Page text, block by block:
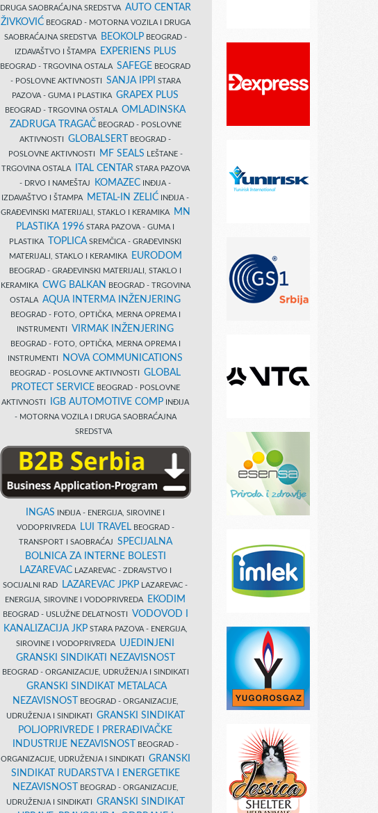
DRUGA SAOBRAĆAJNA SREDSTVA AUTO CENTAR
ŽIVKOVIĆBEOGRAD - MOTORNA VOZILA I DRUGA
SAOBRAĆAJNA SREDSTVA
BEOKOLPBEOGRAD -
IZDAVAŠTVO I ŠTAMPA
EXPERIENS PLUS
BEOGRAD - TRGOVINA OSTALA SAFEGE BEOGRAD
- POSLOVNE AKTIVNOSTI SANJA IPPI
STARA
PAZOVA - GUMA I PLASTIKA GRAPEX PLUS
BEOGRAD - TRGOVINA OSTALA OMLADINSKA
ZADRUGA TRAGAČBEOGRAD - POSLOVNE
AKTIVNOSTI GLOBALSERT
BEOGRAD -
POSLOVNE AKTIVNOSTI
MF SEALS LEŠTANE -
TRGOVINA OSTALA
ITAL CENTAR STARA PAZOVA
- DRVO I NAMEŠTAJ
KOMAZEC INĐIJA -
IZDAVAŠTVO I ŠTAMPA
METAL-IN ZELIĆ INĐIJA -
GRAĐEVINSKI MATERIJALI, STAKLO I KERAMIKA
MN
PLASTIKA 1996 STARA PAZOVA - GUMA I
PLASTIKA
TOPLICA SREMČICA - GRAĐEVINSKI
MATERIJALI, STAKLO I KERAMIKA
EURODOM
BEOGRAD - GRAĐEVINSKI MATERIJALI, STAKLO I
KERAMIKA CWG BALKAN
BEOGRAD - TRGOVINA
OSTALA AQUA INTERMA INŽENJERING
BEOGRAD - FOTO, OPTIČKA, MERNA OPREMA I
INSTRUMENTI VIRMAK INŽENJERING
BEOGRAD - FOTO, OPTIČKA, MERNA OPREMA I
INSTRUMENTI
NOVA COMMUNICATIONS
BEOGRAD - POSLOVNE AKTIVNOSTI GLOBAL
PROTECT SERVICE BEOGRAD - POSLOVNE
AKTIVNOSTI
IGB AUTOMOTIVE COMP INĐIJA
- MOTORNA VOZILA I DRUGA SAOBRAĆAJNA
SREDSTVA
INGAS INĐIJA - ENERGIJA, SIROVINE I
VODOPRIVREDA
LUI TRAVELBEOGRAD -
TRANSPORT I SAOBRAĆAJ SPECIJALNA
BOLNICA ZA INTERNE BOLESTI
LAZAREVACLAZAREVAC - ZDRAVSTVO I
SOCIJALNI RAD
LAZAREVAC JPKP LAZAREVAC -
ENERGIJA, SIROVINE I VODOPRIVREDA
EKODIM
BEOGRAD - USLUŽNE DELATNOSTI VODOVOD I
KANALIZACIJA JKPSTARA PAZOVA - ENERGIJA,
SIROVINE I VODOPRIVREDA UJEDINJENI
GRANSKI SINDIKATI NEZAVISNOST
BEOGRAD - ORGANIZACIJE, UDRUŽENJA I SINDIKATI
GRANSKI SINDIKAT METALACA
NEZAVISNOST
BEOGRAD - ORGANIZACIJE,
UDRUŽENJA I SINDIKATI GRANSKI SINDIKAT
POLJOPRIVREDE I PRERAĐIVAČKE
INDUSTRIJE NEZAVISNOST
BEOGRAD -
ORGANIZACIJE, UDRUŽENJA I SINDIKATI GRANSKI
SINDIKAT RUDARSTVA I ENERGETIKE
NEZAVISNOST
BEOGRAD - ORGANIZACIJE,
UDRUŽENJA I SINDIKATI GRANSKI SINDIKAT